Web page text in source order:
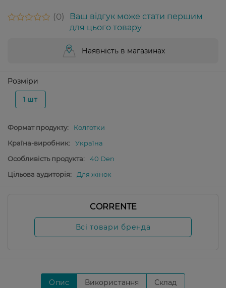
0
Ваш відгук може стати першим
для цього товару
Наявність в магазинах
Розміри
1 шт
Формат продукту:
Колготки
Країна-виробник:
Україна
Особливість продукта:
40 Den
Цільова аудиторія:
Для жінок
CORRENTE
Всі товари бренда
Опис Використання Склад